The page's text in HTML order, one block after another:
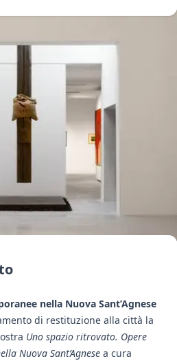
nella Nuova Sant’Agnese
di restituzione alla città la
Uno spazio ritrovato. Opere
Nuova Sant’Agnese a cura